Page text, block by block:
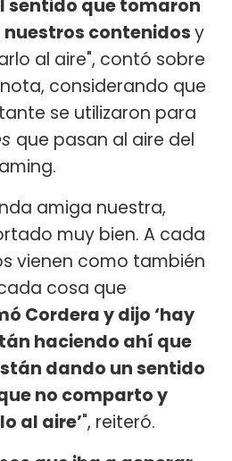
sentido que tomaron
nuestros contenidosy
al aire", contó sobre
considerando que
se utilizaron para
que pasan al aire del
amiga nuestra,
muy bien. A cada
vienen como también
cosa que
Cordera y dijo ‘hay
haciendo ahí que
dando un sentido
no comparto y
al aire’", reiteró.